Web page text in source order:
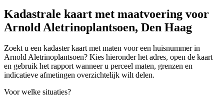
Kadastrale kaart met maatvoering voor
Arnold Aletrinoplantsoen, Den Haag
Zoekt u een kadaster kaart met maten voor een huisnummer in
Arnold Aletrinoplantsoen? Kies hieronder het adres, open de kaart
en gebruik het rapport wanneer u perceel maten, grenzen en
indicatieve afmetingen overzichtelijk wilt delen.
Voor welke situaties?